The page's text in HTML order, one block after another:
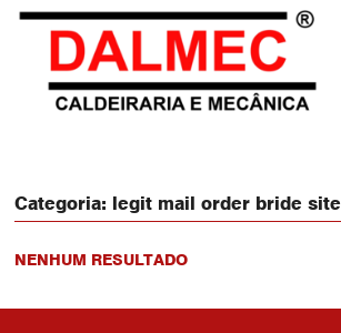
Categoria: legit mail order bride site
NENHUM RESULTADO